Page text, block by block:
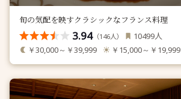
旬の気配を映すクラシックなフランス料理
3.94（146人） 10499人
￥30,000～￥39,999 ￥15,000～￥19,999